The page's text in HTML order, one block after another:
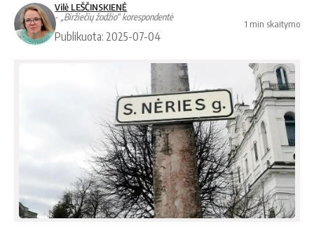
Vilė LEŠČINSKIENĖ
- „Biržiečių žodžio“ korespondentė
Publikuota: 2025-07-04
1 min skaitymo